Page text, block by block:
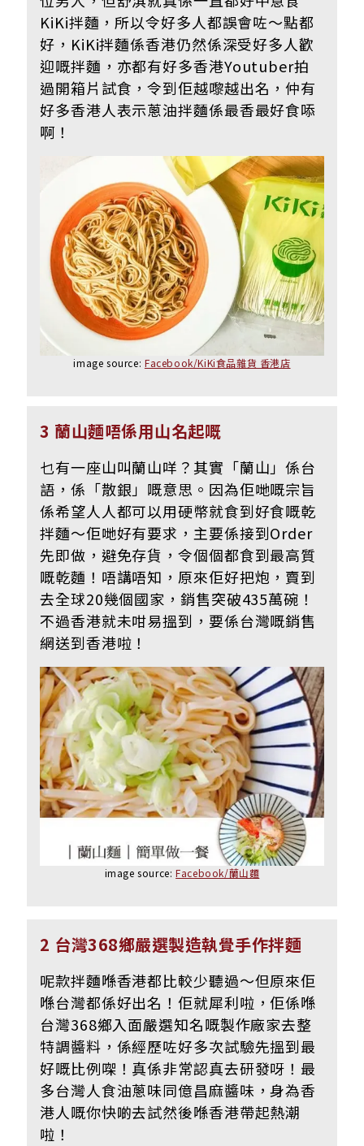
KiKi拌麵，所以令好多人都誤會咗～點都
好，KiKi拌麵係香港仍然係深受好多人歡
迎嘅拌麵，亦都有好多香港Youtuber拍
過開箱片試食，令到佢越嚟越出名，仲有
好多香港人表示蔥油拌麵係最香最好食㖭
啊！
image source: Facebook/KiKi食品雜貨 香港店
3 蘭山麵唔係用山名起嘅
乜有一座山叫蘭山咩？其實「蘭山」係台
語，係「散銀」嘅意思。因為佢哋嘅宗旨
係希望人人都可以用硬幣就食到好食嘅乾
拌麵～佢哋好有要求，主要係接到Order
先即做，避免存貨，令個個都食到最高質
嘅乾麵！唔講唔知，原來佢好把炮，賣到
去全球20幾個國家，銷售突破435萬碗！
不過香港就未咁易搵到，要係台灣嘅銷售
網送到香港啦！
image source: Facebook/蘭山麵
2 台灣368鄉嚴選製造執覺手作拌麵
呢款拌麵喺香港都比較少聽過～但原來佢
喺台灣都係好出名！佢就犀利啦，佢係喺
台灣368鄉入面嚴選知名嘅製作廠家去整
特調醬料，係經歷咗好多次試驗先搵到最
好嘅比例㗎！真係非常認真去研發呀！最
多台灣人食油蔥味同億昌麻醬味，身為香
港人嘅你快啲去試然後喺香港帶起熱潮
啦！